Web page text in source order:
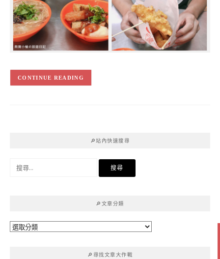
CONTINUE READING
🔎站內快速搜尋
🔎文章分類
🔎
🔎尋找文章大作戰